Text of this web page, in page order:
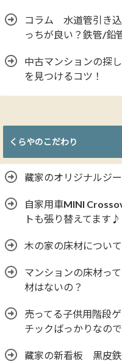
コラム 水道管引き
っちが良い？鉄管/鉛
中古マンションの探
を見つけるコツ！
くらやのこだわり
藏家のオリジナルジ
自家用車MINI
トも張り替えてます♪
木の家の床材について
マンションの床材っ
材はないの？
売ってる子供用階段
チックばっかりなの
藏家の新看板 黒